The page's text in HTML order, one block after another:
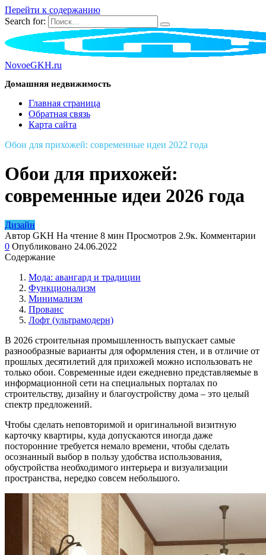
Перейти к содержанию
Search for:
NovoeGKH.ru
Домашняя недвижимость
Главная страница
Обратная связь
Карта сайта
Обои для прихожей: современные идеи 2022 года
Обои для прихожей:
современные идеи 2026 года
Дизайн
Автор GKH На чтение 8 мин Просмотров 2.9к. Комментарии
0 Опубликовано 24.06.2022
Содержание
Мода: авангард и традиции
Функционализм
Минимализм
Прованс
Лофт (ультрамодерн)
В 2026 строительная промышленность выпускает самые
разнообразные варианты для оформления стен, и в отличие от
прошлых десятилетий для прихожей можно использовать не
только обои. Современные идеи ежедневно представляемые в
информационной сети на специальных порталах по
строительству, дизайну и благоустройству дома – это целый
спектр предложений.
Чтобы сделать неповторимой и оригинальной визитную
карточку квартиры, куда допускаются иногда даже
посторонние требуется немало времени, чтобы сделать
осознанный выбор в пользу удобства использования,
обустройства необходимого интерьера и визуализации
пространства, нередко совсем небольшого.